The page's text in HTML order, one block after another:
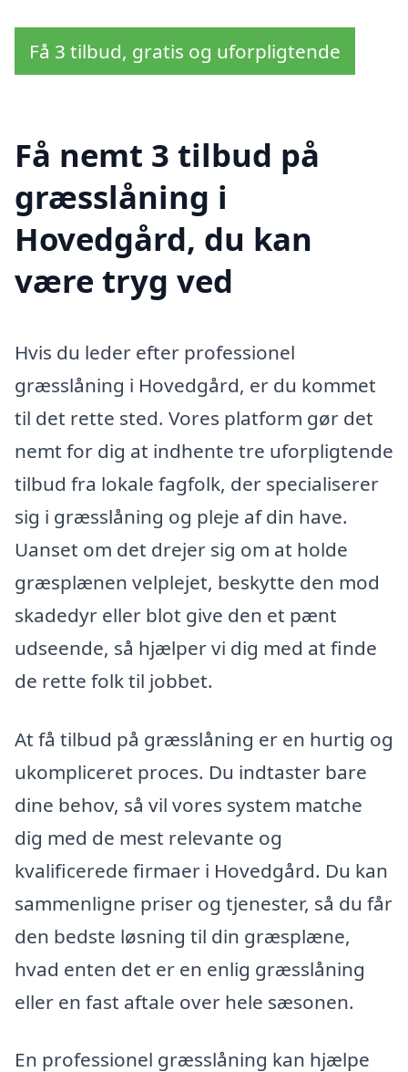
Få 3 tilbud, gratis og uforpligtende
Få nemt 3 tilbud på
græsslåning i
Hovedgård, du kan
være tryg ved
Hvis du leder efter professionel
græsslåning i Hovedgård, er du kommet
til det rette sted. Vores platform gør det
nemt for dig at indhente tre uforpligtende
tilbud fra lokale fagfolk, der specialiserer
sig i græsslåning og pleje af din have.
Uanset om det drejer sig om at holde
græsplænen velplejet, beskytte den mod
skadedyr eller blot give den et pænt
udseende, så hjælper vi dig med at finde
de rette folk til jobbet.
At få tilbud på græsslåning er en hurtig og
ukompliceret proces. Du indtaster bare
dine behov, så vil vores system matche
dig med de mest relevante og
kvalificerede firmaer i Hovedgård. Du kan
sammenligne priser og tjenester, så du får
den bedste løsning til din græsplæne,
hvad enten det er en enlig græsslåning
eller en fast aftale over hele sæsonen.
En professionel græsslåning kan hjælpe